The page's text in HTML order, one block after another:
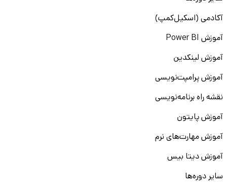
آکادمی (اسکیل‌کمپ)
آموزش Power BI
آموزش لینکدین
آموزش پرامپت‌نویسی
نقشه راه برنامه‌نویسی
آموزش پایتون
آموزش مهارت‌های نرم
آموزش دیتا بیس
سایر دوره‌ها